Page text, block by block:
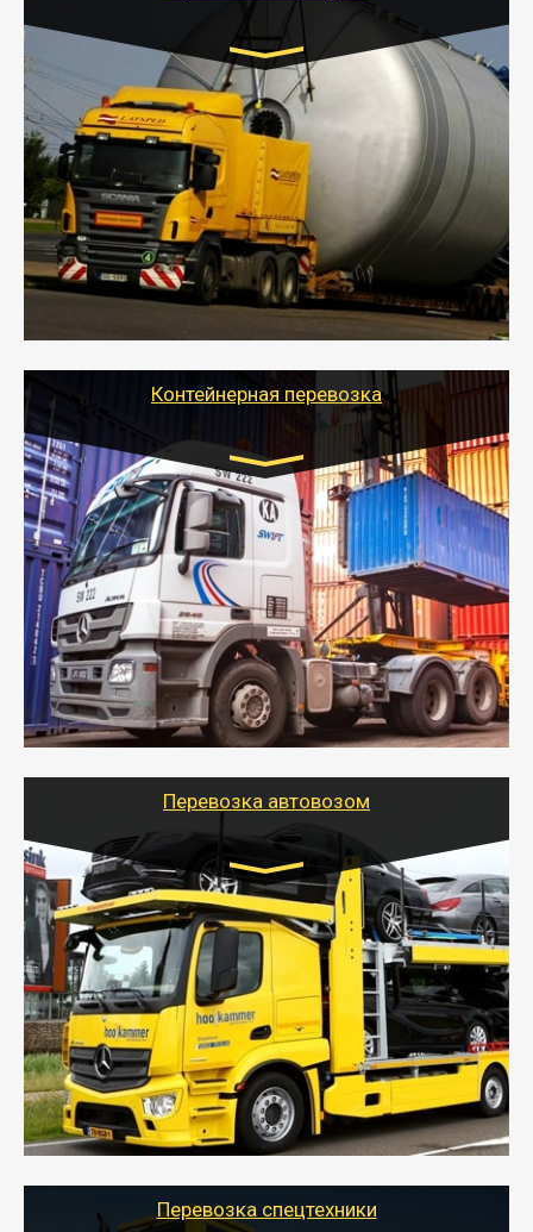
Цена за км. Рассчитывается
индивидуально
- Перевозка техники и негабаритных грузов
осуществляется после получения разрешения на
перевозку (обычно 7-14 дней).
- Тайгер Логистик в короткие сроки поможет вам
качественно и безопасно перевезти негабаритные
грузы по всей России тралом, манипулятором и
другим транспортом и подобрать оптимальный
Контейнерная перевозка
Цена за км. Рассчитывается
индивидуально
- Контейнерные грузоперевозки на специальном
оборудованном транспорте быстро, качественно и
безопасно.
- Наша транспортная компания поможет
организовать доставку в порт и из порта
стандартных контейнеров на контейнеровозе,
шаландах и площадках (открытых кузовах),
используя надежные крепления.
Перевозка автовозом
Цена за км. Рассчитывается
индивидуально
- Перевозка автовозом от Тайгер Логистик – это
быстрый и безопасный способ доставить несколько
легковых автомобилей за одну поездку в другой
город.
- Наша транспортная компания организует доставку
машин автовозом, подобрав оптимальный маршрут с
учетом всех особенности по пути следования.
Перевозка спецтехники